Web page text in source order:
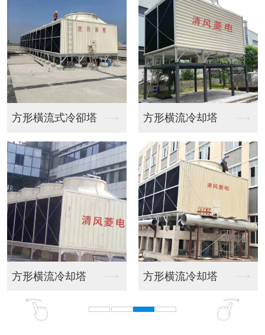
方形横流冷却塔
方形横流冷却塔
方形逆流冷却塔
方形逆流冷却塔